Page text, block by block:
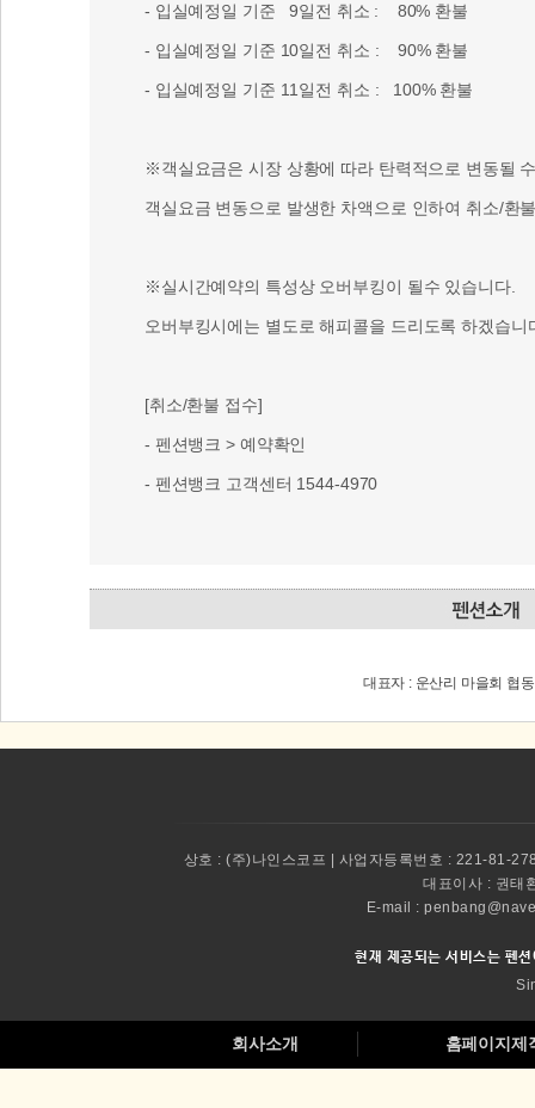
- 입실예정일 기준 9일전 취소 : 80% 환불
- 입실예정일 기준 10일전 취소 : 90% 환불
- 입실예정일 기준 11일전 취소 : 100% 환불
※객실요금은 시장 상황에 따라 탄력적으로 변동될
객실요금 변동으로 발생한 차액으로 인하여 취소/환
※실시간예약의 특성상 오버부킹이 될수 있습니다.
오버부킹시에는 별도로 해피콜을 드리도록 하겠습니
[취소/환불 접수]
- 펜션뱅크 > 예약확인
- 펜션뱅크 고객센터 1544-4970
대표자 : 운산리 마을회 협
상호 : (주)나인스코프 | 사업자등록번호 : 221-81-
대표이사 : 권태
E-mail :
현재 제공되는 서비스는 펜
회사소개 홈페이지제